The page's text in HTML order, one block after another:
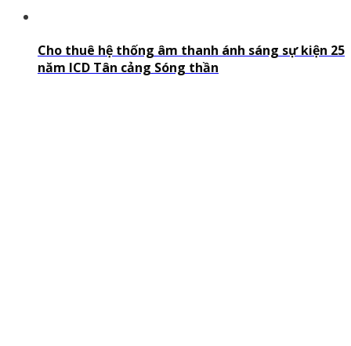
Cho thuê hệ thống âm thanh ánh sáng sự kiện 25
năm ICD Tân cảng Sóng thần